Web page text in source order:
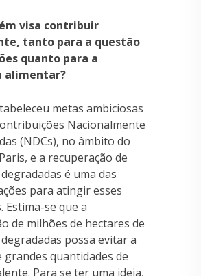
visa contribuir
tanto para a questão
quanto para a
alimentar?
metas ambiciosas
Nacionalmente
(NDCs), no âmbito do
e a recuperação de
é uma das
para atingir esses
Estima-se que a
de milhões de hectares de
possa evitar a
grandes quantidades de
Para se ter uma ideia,